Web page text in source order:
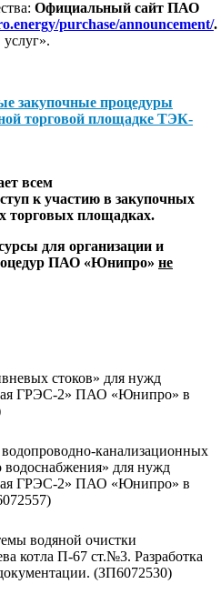
Официальный сайт ПАО
purchase/announcement/.
закупочные процедуры
торговой площадке ТЭК-
всем
к участию в закупочных
торговых площадках.
для организации и
ПАО «Юнипро» не
стоков» для нужд
ГРЭС-2» ПАО «Юнипро» в
канализационных
водоснабжения» для нужд
ГРЭС-2» ПАО «Юнипро» в
водяной очистки
котла П-67 ст.№3. Разработка
(ЗП6072530)